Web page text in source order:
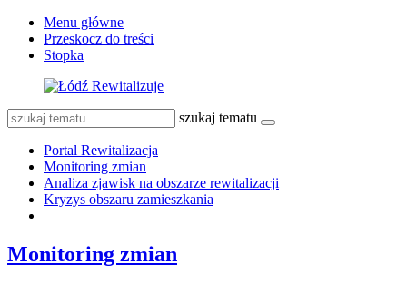
Menu główne
Przeskocz do treści
Stopka
szukaj tematu
Portal Rewitalizacja
Monitoring zmian
Analiza zjawisk na obszarze rewitalizacji
Kryzys obszaru zamieszkania
Monitoring zmian